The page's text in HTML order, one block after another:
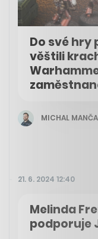
Do své hry
věštili
MICHAL
21. 6. 2024 12:40
Melinda
podporuje